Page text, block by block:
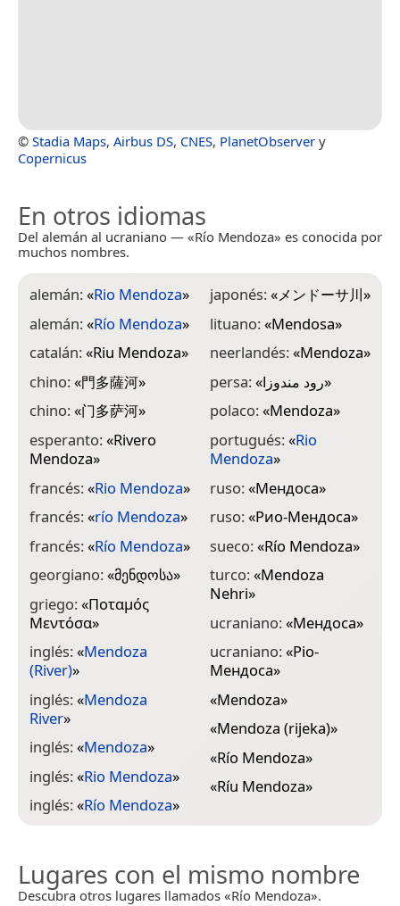
© Stadia Maps, Airbus DS, CNES, PlanetObserver y
Copernicus
En otros idiomas
Del alemán al ucraniano — «Río Mendoza» es conocida por
muchos nombres.
alemán:«Rio Mendoza»
alemán:«Río Mendoza»
catalán:«Riu Mendoza»
chino:«門多薩河»
chino:«门多萨河»
esperanto:«Rivero
Mendoza»
francés:«Rio Mendoza»
francés:«río Mendoza»
francés:«Río Mendoza»
georgiano:«მენდოსა»
griego:«Ποταμός
Μεντόσα»
inglés:«Mendoza
(River)»
inglés:«Mendoza
River»
inglés:«Mendoza»
inglés:«Rio Mendoza»
inglés:«Río Mendoza»
japonés:«メンドーサ川»
lituano:«Mendosa»
neerlandés:«Mendoza»
persa:«رود مندوزا»
polaco:«Mendoza»
portugués:«Rio
Mendoza»
ruso:«Мендоса»
ruso:«Рио-Мендоса»
sueco:«Río Mendoza»
turco:«Mendoza
Nehri»
ucraniano:«Мендоса»
ucraniano:«Ріо-
Мендоса»
«Mendoza»
«Mendoza (rijeka)»
«Río Mendoza»
«Ríu Mendoza»
Lugares con el mismo nombre
Descubra otros lugares llamados «Río Mendoza».